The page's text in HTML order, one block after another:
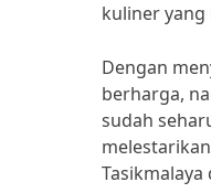
kuliner
Dengan
berharga,
sudah